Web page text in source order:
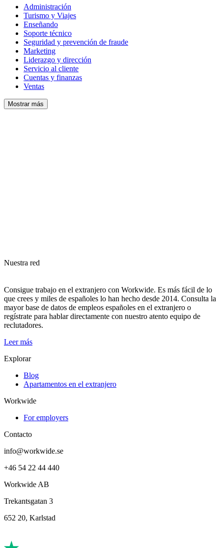
Administración
Turismo y Viajes
Enseñando
Soporte técnico
Seguridad y prevención de fraude
Marketing
Liderazgo y dirección
Servicio al cliente
Cuentas y finanzas
Ventas
Mostrar más
Nuestra red
Consigue trabajo en el extranjero con Workwide. Es más fácil de lo
que crees y miles de españoles lo han hecho desde 2014. Consulta la
mayor base de datos de empleos españoles en el extranjero o
regístrate para hablar directamente con nuestro atento equipo de
reclutadores.
Leer más
Explorar
Blog
Apartamentos en el extranjero
Workwide
For employers
Contacto
info@workwide.se
+46 54 22 44 440
Workwide AB
Trekantsgatan 3
652 20, Karlstad